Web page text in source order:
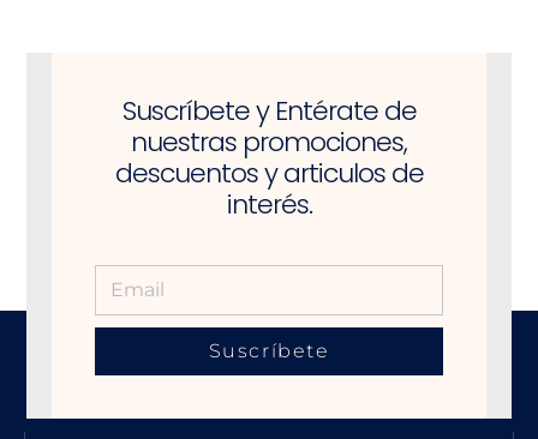
Suscríbete y Entérate de
nuestras promociones,
descuentos y articulos de
interés.
Suscríbete